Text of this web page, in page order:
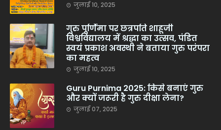
जुलाई 10, 2025
गुरु पूर्णिमा पर छत्रपति शाहूजी
विश्वविद्यालय में श्रद्धा का उत्सव, पंडित
स्वयं प्रकाश अवस्थी ने बताया गुरु परंपरा
का महत्व
जुलाई 10, 2025
Guru Purnima 2025: किसे बनाएं गुरु
और क्यों जरूरी है गुरु दीक्षा लेना?
जुलाई 07, 2025